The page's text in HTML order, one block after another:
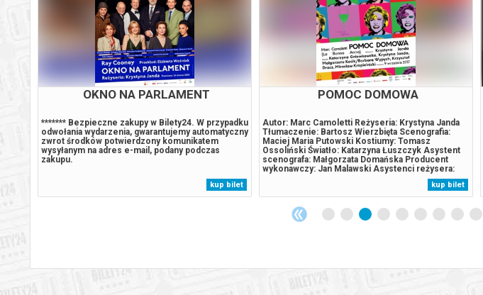
bilet
OKNO NA PARLAMENT
******* Bezpieczne zakupy w Bilety24. W przypadku
odwołania wydarzenia, gwarantujemy automatyczny
zwrot środków potwierdzony komunikatem
wysyłanym na adres e-mail, podany podczas
zakupu.
kup bilet
POMOC DOMOWA
Autor: Marc Camoletti Reżyseria: Krystyna Janda
Tłumaczenie: Bartosz Wierzbięta Scenografia:
Maciej Maria Putowski Kostiumy: Tomasz
Ossoliński Światło: Katarzyna Łuszczyk Asystent
scenografa: Małgorzata Domańska Producent
wykonawczy: Jan Malawski Asystenci reżysera:
Jan Malawski i Rafał Mohr Obsada: Krystyna Janda,
Wypych/Małgorzata Kocik, Krzysztof Dracz,
Mirosław Kropielnicki...
kup bilet